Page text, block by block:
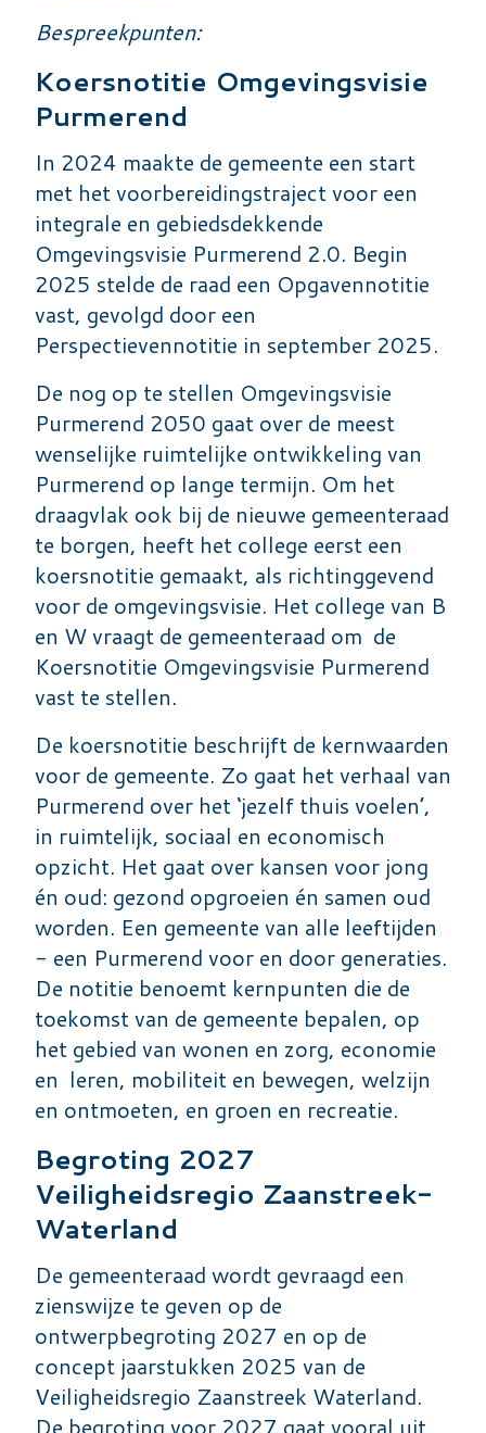
Bespreekpunten:
Koersnotitie Omgevingsvisie
Purmerend
In 2024 maakte de gemeente een start
met het voorbereidingstraject voor een
integrale en gebiedsdekkende
Omgevingsvisie Purmerend 2.0. Begin
2025 stelde de raad een Opgavennotitie
vast, gevolgd door een
Perspectievennotitie in september 2025.
De nog op te stellen Omgevingsvisie
Purmerend 2050 gaat over de meest
wenselijke ruimtelijke ontwikkeling van
Purmerend op lange termijn. Om het
draagvlak ook bij de nieuwe gemeenteraad
te borgen, heeft het college eerst een
koersnotitie gemaakt, als richtinggevend
voor de omgevingsvisie. Het college van B
en W vraagt de gemeenteraad om de
Koersnotitie Omgevingsvisie Purmerend
vast te stellen.
De koersnotitie beschrijft de kernwaarden
voor de gemeente. Zo gaat het verhaal van
Purmerend over het ‘jezelf thuis voelen’,
in ruimtelijk, sociaal en economisch
opzicht. Het gaat over kansen voor jong
én oud: gezond opgroeien én samen oud
worden. Een gemeente van alle leeftijden
- een Purmerend voor en door generaties.
De notitie benoemt kernpunten die de
toekomst van de gemeente bepalen, op
het gebied van wonen en zorg, economie
en leren, mobiliteit en bewegen, welzijn
en ontmoeten, en groen en recreatie.
Begroting 2027
Veiligheidsregio Zaanstreek-
Waterland
De gemeenteraad wordt gevraagd een
zienswijze te geven op de
ontwerpbegroting 2027 en op de
concept jaarstukken 2025 van de
Veiligheidsregio Zaanstreek Waterland.
De begroting voor 2027 gaat vooral uit